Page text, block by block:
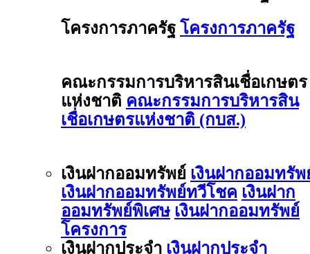
โครงการภาครัฐ โครงการภาครัฐ
คณะกรรมการบริหารสินเชื่อเกษตร
แห่งชาติ คณะกรรมการบริหารสิน
เชื่อเกษตรแห่งชาติ (กบส.)
เงินฝากออมทรัพย์ เงินฝากออมทรัพ
เงินฝากออมทรัพย์ทวีโชค เงินฝาก
ออมทรัพย์พิเศษ เงินฝากออมทรัพย์
โครงการ
เงินฝากประจำ เงินฝากประจำ